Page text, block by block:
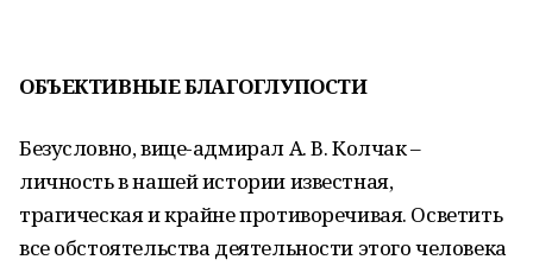
ОБЪЕКТИВНЫЕ БЛАГОГЛУПОСТИ
Безусловно, вице-адмирал А. В. Колчак –
личность в нашей истории известная,
трагическая и крайне противоречивая. Осветить
все обстоятельства деятельности этого человека